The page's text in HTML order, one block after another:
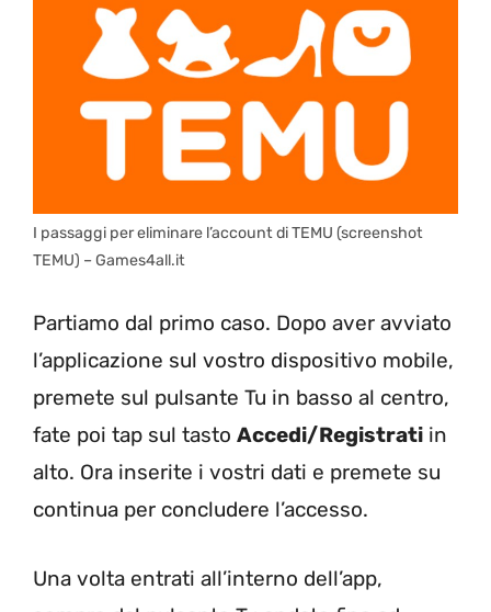
I passaggi per eliminare l’account di TEMU (screenshot
TEMU) – Games4all.it
Partiamo dal primo caso. Dopo aver avviato
l’applicazione sul vostro dispositivo mobile,
premete sul pulsante Tu in basso al centro,
fate poi tap sul tasto Accedi/Registrati in
alto. Ora inserite i vostri dati e premete su
continua per concludere l’accesso.
Una volta entrati all’interno dell’app,